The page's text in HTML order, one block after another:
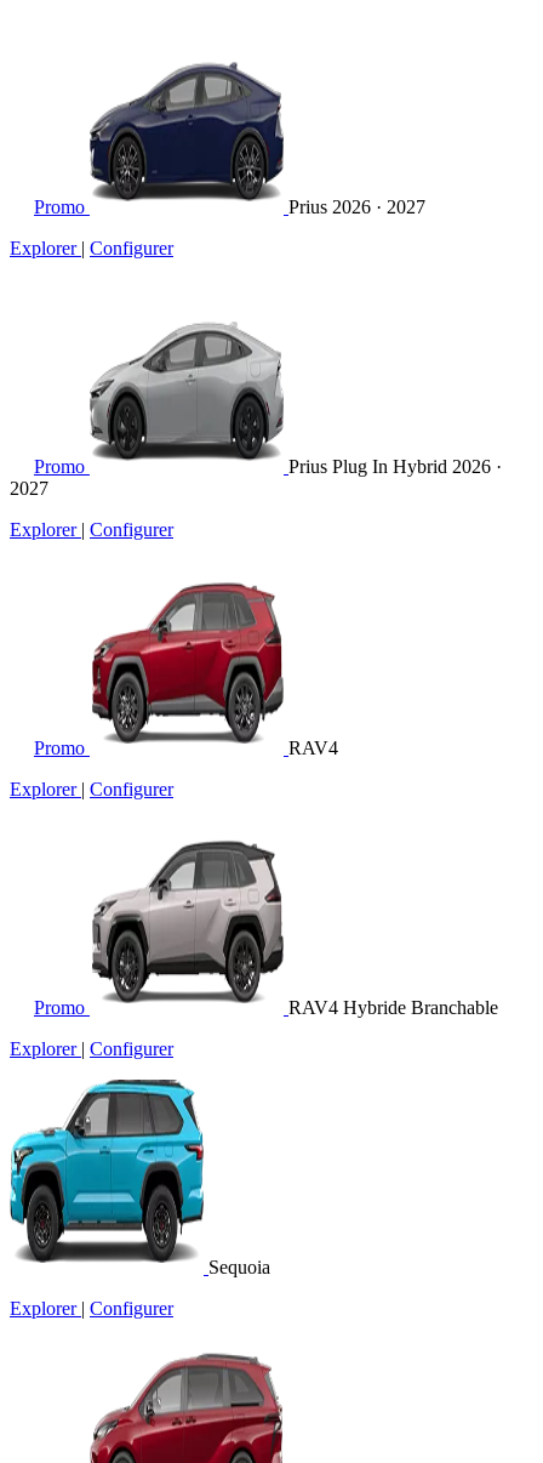
Promo Prius 2026 · 2027
Explorer | Configurer
Promo Prius Plug In Hybrid 2026 ·
2027
Explorer | Configurer
Promo
RAV4
Explorer | Configurer
Promo
RAV4 Hybride Branchable
Explorer | Configurer
Sequoia
Explorer | Configurer